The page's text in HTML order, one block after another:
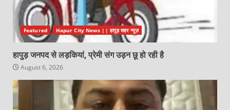
Featured Hapur City News || हापुड़ शहर न्यूज़
हापुड़ जनपद से लड़कियां, प्रेमी संग उड़न छू हो रही है
August 6, 2026